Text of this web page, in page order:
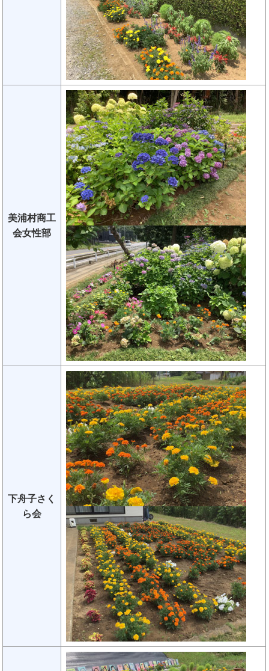
美浦村商工
会女性部
下舟子さく
ら会